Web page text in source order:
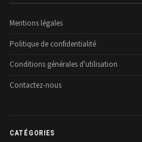
Mentions légales
Politique de confidentialité
Conditions générales d'utilisation
Contactez-nous
CATÉGORIES